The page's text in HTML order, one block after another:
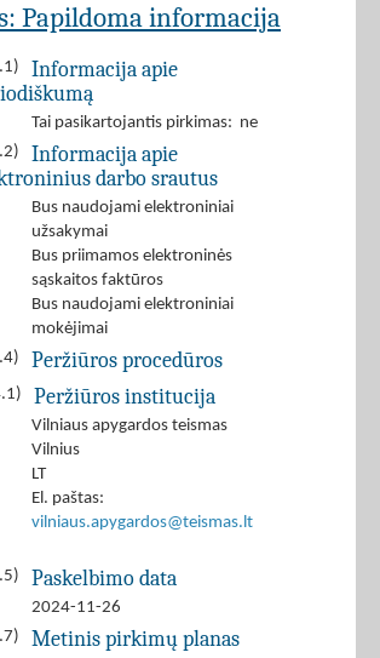
Papildoma informacija
Informacija apie
Tai pasikartojantis pirkimas: ne
Informacija apie
darbo srautus
Bus naudojami elektroniniai
užsakymai
Bus priimamos elektroninės
sąskaitos faktūros
Bus naudojami elektroniniai
mokėjimai
Peržiūros procedūros
Peržiūros institucija
Vilniaus apygardos teismas
Vilnius
LT
El. paštas:
vilniaus.apygardos@teismas.lt
Paskelbimo data
2024-11-26
Metinis pirkimų planas